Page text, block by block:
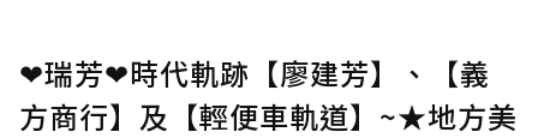
❤瑞芳❤時代軌跡【廖建芳】、【義
方商行】及【輕便車軌道】~★地方美